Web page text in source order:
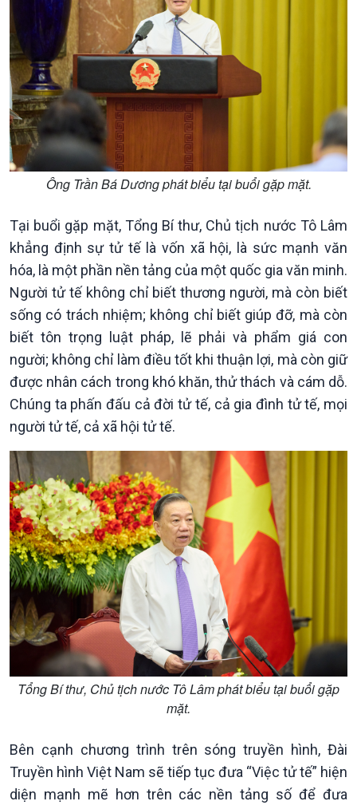
Câu chuyện Thể thao
Infographic
E-Magazine
Podcast
Góc nhìn VOV1
Bình luận
10 phút Sự kiện - Luận bàn
Câu chuyện thời sự
Dòng chảy sự kiện
Đối thoại
Diễn đàn chủ nhật
Chuyện đêm
Ông Trần Bá Dương phát biểu tại buổi gặp mặt.
Tại buổi gặp mặt, Tổng Bí thư, Chủ tịch nước Tô Lâm
khẳng định sự tử tế là vốn xã hội, là sức mạnh văn
hóa, là một phần nền tảng của một quốc gia văn minh.
Người tử tế không chỉ biết thương người, mà còn biết
sống có trách nhiệm; không chỉ biết giúp đỡ, mà còn
biết tôn trọng luật pháp, lẽ phải và phẩm giá con
người; không chỉ làm điều tốt khi thuận lợi, mà còn giữ
được nhân cách trong khó khăn, thử thách và cám dỗ.
Chúng ta phấn đấu cả đời tử tế, cả gia đình tử tế, mọi
người tử tế, cả xã hội tử tế.
Tổng Bí thư, Chủ tịch nước Tô Lâm phát biểu tại buổi gặp
mặt.
Bên cạnh chương trình trên sóng truyền hình, Đài
Truyền hình Việt Nam sẽ tiếp tục đưa “Việc tử tế” hiện
diện mạnh mẽ hơn trên các nền tảng số để đưa